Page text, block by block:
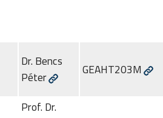
Dr. Bencs
Péter
GEAHT203M
Prof. Dr.